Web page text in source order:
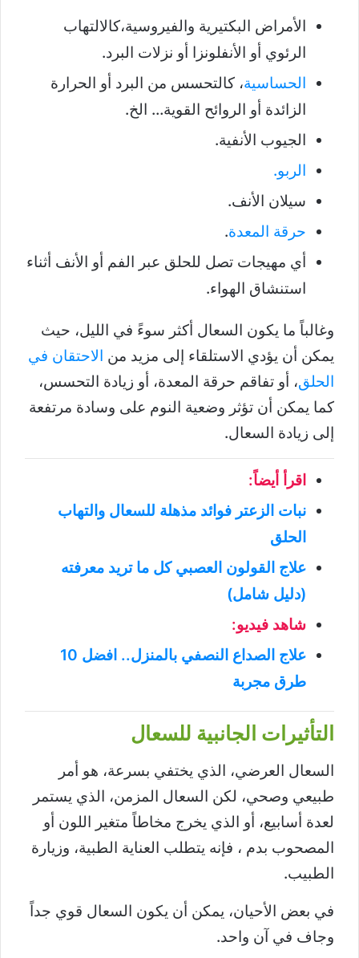
الأمراض البكتيرية والفيروسية،كالالتهاب
الرئوي أو الأنفلونزا أو نزلات البرد.
الحساسية، كالتحسس من البرد أو الحرارة
الزائدة أو الروائح القوية… الخ.
الجيوب الأنفية.
الربو.
سيلان الأنف.
حرقة المعدة.
أي مهيجات تصل للحلق عبر الفم أو الأنف أثناء
استنشاق الهواء.
وغالباً ما يكون السعال أكثر سوءً في الليل، حيث
يمكن أن يؤدي الاستلقاء إلى مزيد من الاحتقان في
الحلق، أو تفاقم حرقة المعدة، أو زيادة التحسس،
كما يمكن أن تؤثر وضعية النوم على وسادة مرتفعة
إلى زيادة السعال.
اقرأ أيضاً:
نبات الزعتر فوائد مذهلة للسعال والتهاب
الحلق
علاج القولون العصبي كل ما تريد معرفته
(دليل شامل)
شاهد فيديو:
علاج الصداع النصفي بالمنزل.. افضل 10
طرق مجربة
التأثيرات الجانبية للسعال
السعال العرضي، الذي يختفي بسرعة، هو أمر
طبيعي وصحي، لكن السعال المزمن، الذي يستمر
لعدة أسابيع، أو الذي يخرج مخاطاً متغير اللون أو
المصحوب بدم ، فإنه يتطلب العناية الطبية، وزيارة
الطبيب.
في بعض الأحيان، يمكن أن يكون السعال قوي جداً
وجاف في آن واحد.